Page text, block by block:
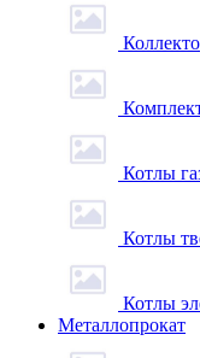
Котлы
Котлы
Котлы
Металлопрокат